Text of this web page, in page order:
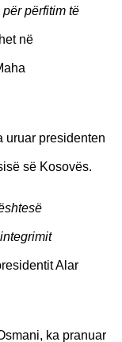
përfitim të
në
uruar presidenten
së Kosovës.
Alar
ka pranuar